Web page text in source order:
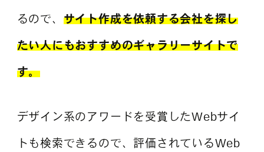
るので、 サイト作成を依頼する会社を探し
たい人にもおすすめのギャラリーサイトで
す。
デザイン系のアワードを受賞したWebサイ
トも検索できるので、評価されているWeb